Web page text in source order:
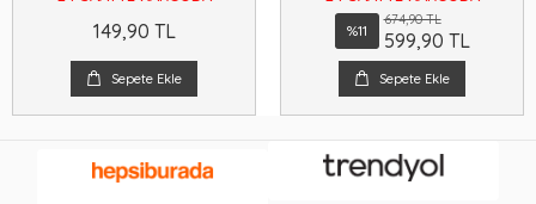
149,90 TL
Sepete Ekle
%11
674,90 TL
599,90 TL
Sepete Ekle